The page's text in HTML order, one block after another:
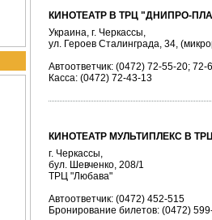
КИНОТЕАТР В ТРЦ "ДНИПРО-
Украина, г. Черкассы,
ул. Героев Сталинграда, 34,
Автоответчик: (0472) 72-55-20; 72-
Касса: (0472) 72-43-13
КИНОТЕАТР МУЛЬТИПЛЕКС В
г. Черкассы,
бул. Шевченко, 208/1
ТРЦ "Любава"
Автоответчик: (0472) 452-515
Бронирование билетов: (0472)